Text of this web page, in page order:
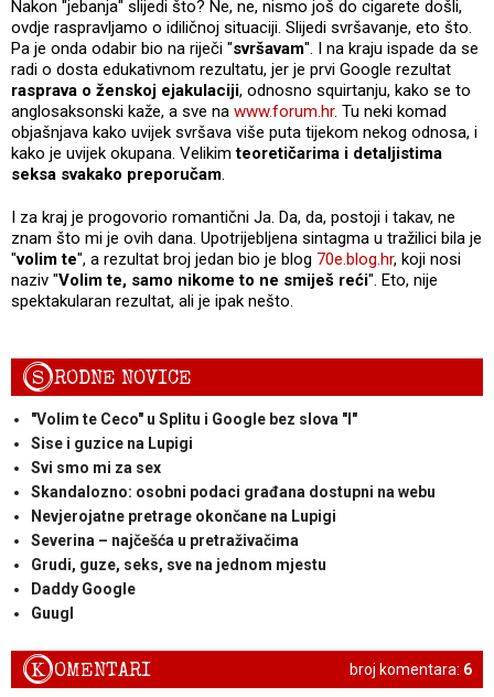
Nakon "jebanja" slijedi što? Ne, ne, nismo još do cigarete došli,
ovdje raspravljamo o idiličnoj situaciji. Slijedi svršavanje, eto što.
Pa je onda odabir bio na riječi "svršavam". I na kraju ispade da se
radi o dosta edukativnom rezultatu, jer je prvi Google rezultat
rasprava o ženskoj ejakulaciji, odnosno squirtanju, kako se to
anglosaksonski kaže, a sve na www.forum.hr. Tu neki komad
objašnjava kako uvijek svršava više puta tijekom nekog odnosa, i
kako je uvijek okupana. Velikimteoretičarima i detaljistima
seksa svakako preporučam.
I za kraj je progovorio romantični Ja. Da, da, postoji i takav, ne
znam što mi je ovih dana. Upotrijebljena sintagma u tražilici bila je
"volim te", a rezultat broj jedan bio je blog 70e.blog.hr, koji nosi
naziv "Volim te, samo nikome to ne smiješ reći". Eto, nije
spektakularan rezultat, ali je ipak nešto.
SRODNE NOVICE
"Volim te Ceco" u Splitu i Google bez slova "l"
Sise i guzice na Lupigi
Svi smo mi za sex
Skandalozno: osobni podaci građana dostupni na webu
Nevjerojatne pretrage okončane na Lupigi
Severina – najčešća u pretraživačima
Grudi, guze, seks, sve na jednom mjestu
Daddy Google
Guugl
broj komentara: 6
KOMENTARI